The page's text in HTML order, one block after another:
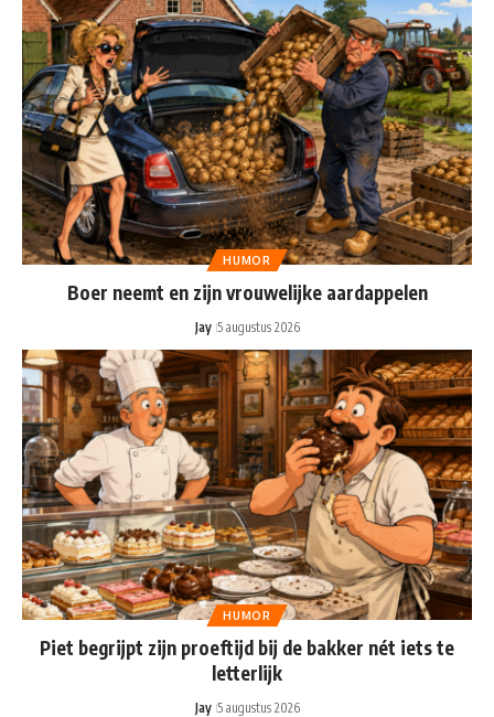
HUMOR
Boer neemt en zijn vrouwelijke aardappelen
Jay 5 augustus 2026
HUMOR
Piet begrijpt zijn proeftijd bij de bakker nét iets te
letterlijk
Jay 5 augustus 2026